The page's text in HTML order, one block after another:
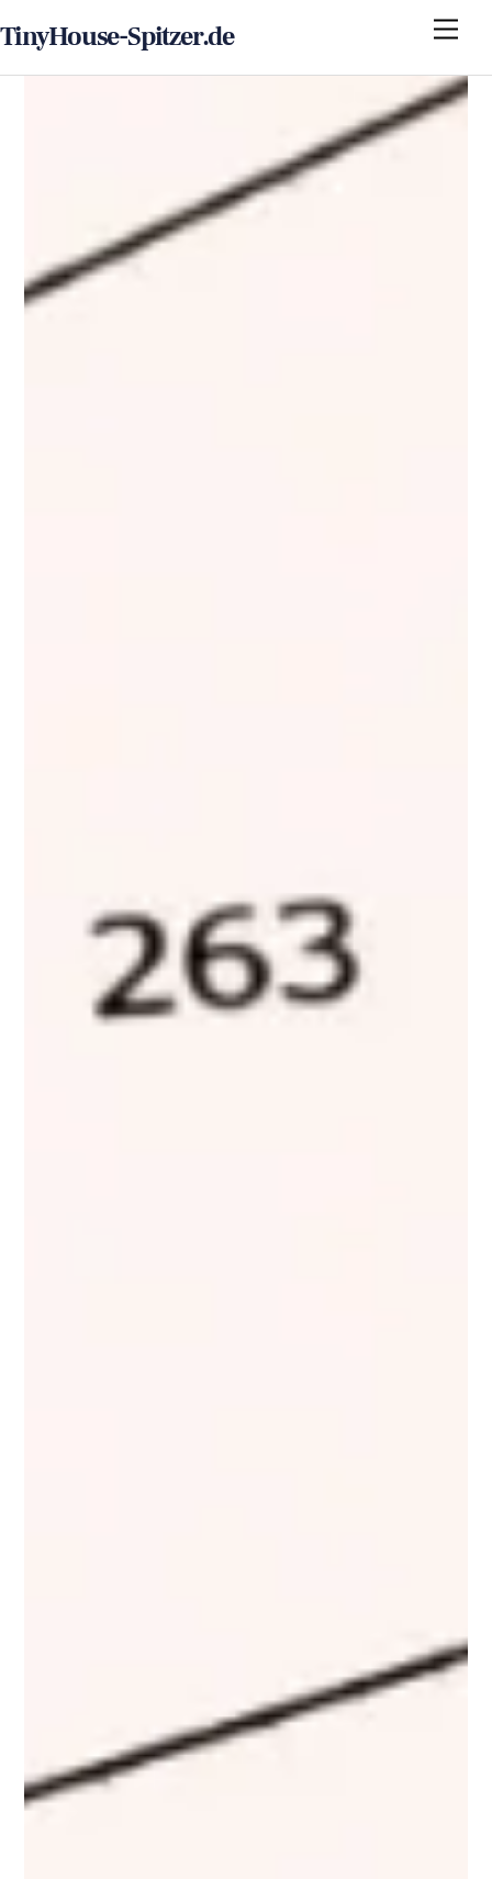
to
content
TinyHouse-Spitzer.de